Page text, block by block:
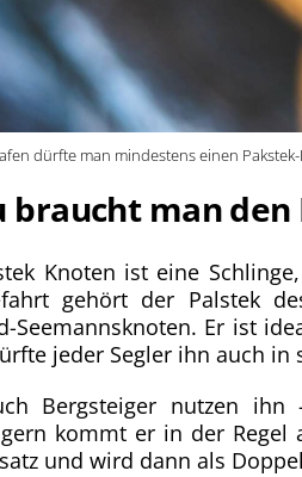
dürfte man mindestens einen
braucht man
Knoten ist eine
gehört der Palstek
Seemannsknoten. Er ist
jeder Segler ihn auch in
Bergsteiger nutzen
kommt er in der
und wird dann als